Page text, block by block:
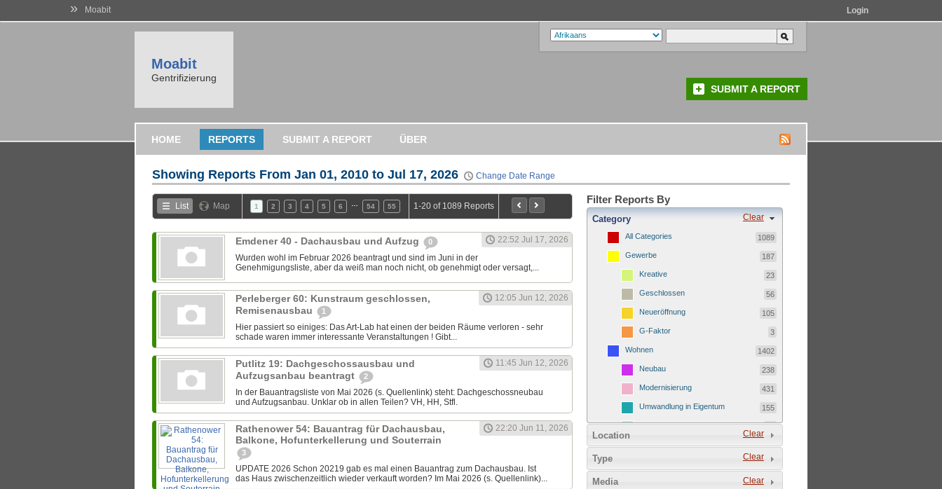
» Moabit Login
Moabit
Gentrifizierung
SUBMIT A REPORT
HOME REPORTS SUBMIT A REPORT ÜBER
Showing Reports From Jan 01, 2010 to Jul 17, 2026 Change Date Range
List Map 1 2 3 4 5 6 54 55 1-20 of 1089 Reports
Emdener 40 - Dachausbau und Aufzug 0
22:52 Jul 17, 2026
Wurden wohl im Februar 2026 beantragt und sind im Juni in der
Genehmigungsliste, aber da weiß man noch nicht, ob genehmigt oder versagt,...
Perleberger 60: Kunstraum geschlossen,
Remisenausbau
1
12:05 Jun 12, 2026
Hier passiert so einiges: Das Art-Lab hat einen der beiden Räume verloren - sehr
schade waren immer interessante Veranstaltungen ! Gibt...
Putlitz 19: Dachgeschossausbau und
Aufzugsanbau beantragt
2
11:45 Jun 12, 2026
In der Bauantragsliste von Mai 2026 (s. Quellenlink) steht: Dachgeschossneubau
und Aufzugsanbau. Unklar ob in allen Teilen? VH, HH, Stfl.
Rathenower 54: Bauantrag für Dachausbau,
Balkone, Hofunterkellerung und Souterrain
3
22:20 Jun 11, 2026
UPDATE 2026 Schon 20219 gab es mal einen Bauantrag zum Dachausbau. Ist
das Haus zwischenzeitlich wieder verkauft worden? Im Mai 2026 (s. Quellenlink)...
Filter Reports By
Clear
Category
All Categories 1089
Gewerbe 187
Kreative 23
Geschlossen 56
Neueröffnung 105
G-Faktor 3
Wohnen 1402
Neubau 238
Modernisierung 431
Umwandlung in Eigentum 155
Kostenmietverdrängung 23
Ferienwohnung 151
69
Clear
Location
Clear
Type
Clear
Media